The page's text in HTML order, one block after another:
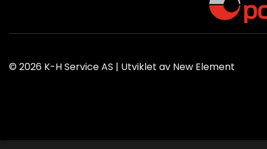
© 2026 K-H Service AS | Utviklet av New Element